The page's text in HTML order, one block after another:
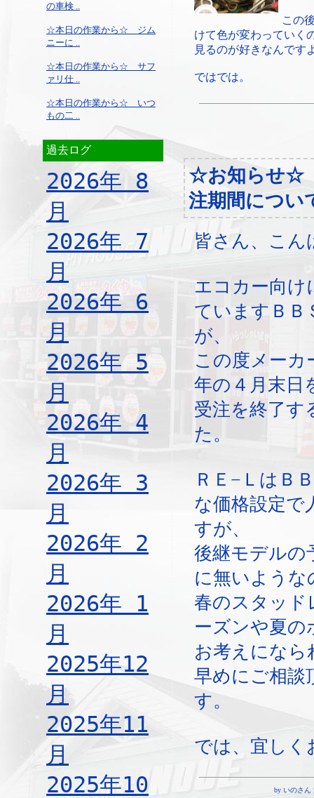
の車検 ..
☆本日の作業から☆ ジム
ニーに ..
☆本日の作業から☆ サフ
ァリ仕 ..
☆本日の作業から☆ いつ
もの二 ..
過去ログ
2026年 8
月
2026年 7
月
2026年 6
月
2026年 5
月
2026年 4
月
2026年 3
月
2026年 2
月
2026年 1
月
2025年12
月
2025年11
月
2025年10
この
けて色が変わっていく
見るのが好きなんで
ではでは。
☆お知らせ☆
注期間につい
皆さん、こん
エコカー向け
ていますＢＢ
が、
この度メーカ
年の４月末日
受注を終了す
た。
ＲＥ−ＬはＢ
な価格設定で
すが、
後継モデルの
に無いような
春のスタッド
ーズンや夏の
お考えになら
早めにご相談
す。
では、宜しく
by いのさん